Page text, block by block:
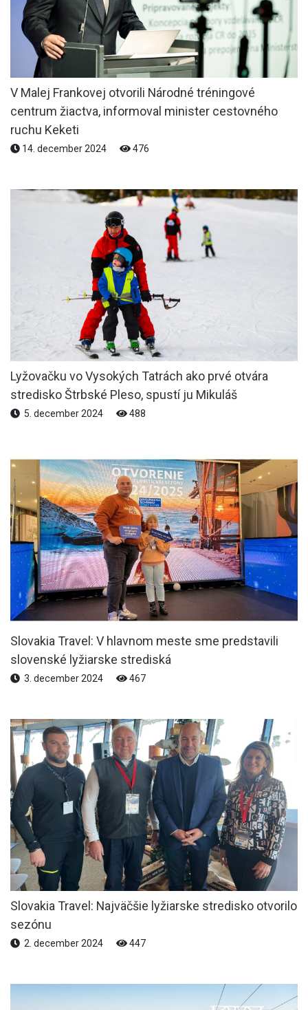
V Malej Frankovej otvorili Národné tréningové
centrum žiactva, informoval minister cestovného
ruchu Keketi
14. december 2024 476
Lyžovačku vo Vysokých Tatrách ako prvé otvára
stredisko Štrbské Pleso, spustí ju Mikuláš
5. december 2024 488
Slovakia Travel: V hlavnom meste sme predstavili
slovenské lyžiarske strediská
3. december 2024 467
Slovakia Travel: Najväčšie lyžiarske stredisko otvorilo
sezónu
2. december 2024 447